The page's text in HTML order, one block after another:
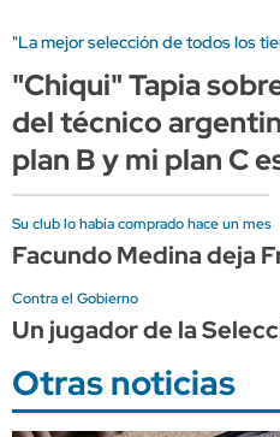
"La mejor selección de todos los
"Chiqui" Tapia
del técnico
plan B y mi plan C
Su club lo había comprado hace un mes
Facundo Medina deja
Contra el Gobierno
Un jugador de la
Otras noticias